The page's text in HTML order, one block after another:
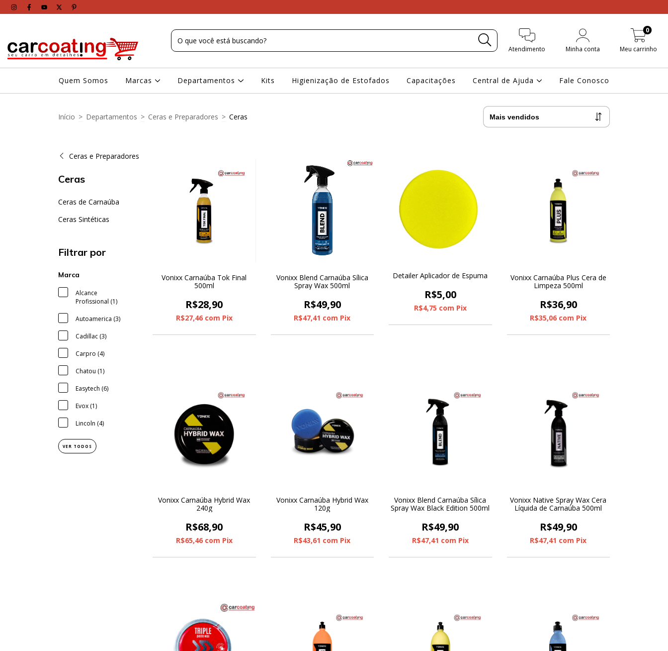
Atendimento Minha conta Meu carrinho
0
Quem Somos Marcas Departamentos Kits Higienização de Estofados Capacitações Central de Ajuda Fale Conosco
Início > Departamentos > Ceras e Preparadores > Ceras
Ceras e Preparadores
Ceras
Ceras de Carnaúba
Ceras Sintéticas
Filtrar por
Marca
Alcance
Profissional (1)
Autoamerica (3)
Cadillac (3)
Carpro (4)
Chatou (1)
Easytech (6)
Evox (1)
Lincoln (4)
VER TODOS
Vonixx Carnaúba Tok Final
500ml
R$28,90
R$27,46 com Pix
Vonixx Blend Carnaúba Sílica
Spray Wax 500ml
R$49,90
R$47,41 com Pix
Detailer Aplicador de Espuma
R$5,00
R$4,75 com Pix
Vonixx Carnaúba Plus Cera de
Limpeza 500ml
R$36,90
R$35,06 com Pix
Vonixx Carnaúba Hybrid Wax
240g
R$68,90
R$65,46 com Pix
Vonixx Carnaúba Hybrid Wax
120g
R$45,90
R$43,61 com Pix
Vonixx Blend Carnaúba Sílica
Spray Wax Black Edition 500ml
R$49,90
R$47,41 com Pix
Vonixx Native Spray Wax Cera
Líquida de Carnaúba 500ml
R$49,90
R$47,41 com Pix